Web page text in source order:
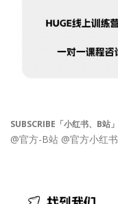
SUBSCRIBE「小红书、B站」
@官方-B站 @官方小红书